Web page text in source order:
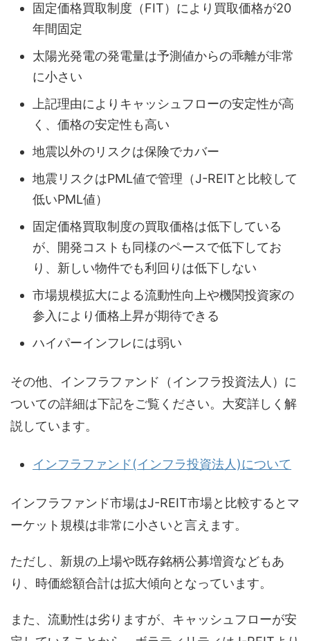
固定価格買取制度（FIT）により買取価格が20
年間固定
太陽光発電の発電量は予測値からの乖離が非常
に小さい
上記理由によりキャッシュフローの安定性が高
く、価格の安定性も高い
地震以外のリスクは保険でカバー
地震リスクはPML値で管理（J-REITと比較して
低いPML値）
固定価格買取制度の買取価格は低下している
が、開発コストも同様のペースで低下してお
り、新しい物件でも利回りは低下しない
市場規模拡大による流動性向上や機関投資家の
参入により価格上昇が期待できる
ハイパーインフレには弱い
その他、インフラファンド（インフラ投資法人）に
ついての詳細は下記をご覧ください。大変詳しく解
説しています。
インフラファンド(インフラ投資法人)について
インフラファンド市場はJ-REIT市場と比較するとマ
ーケット規模は非常に小さいと言えます。
ただし、新規の上場や既存銘柄公募増資などもあ
り、時価総額合計は拡大傾向となっています。
また、流動性は劣りますが、キャッシュフローが安